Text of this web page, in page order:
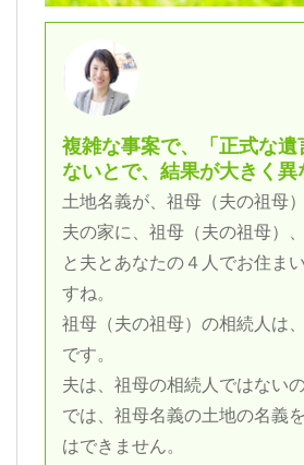
複雑な事案で、「正式な遺
ないとで、結果が大きく異
土地名義が、祖母（夫の祖母
夫の家に、祖母（夫の祖母）
と夫とあなたの４人でお住ま
すね。
祖母（夫の祖母）の相続人は
です。
夫は、祖母の相続人ではない
では、祖母名義の土地の名義
はできません。